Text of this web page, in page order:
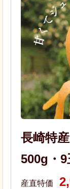
長崎特
500g・9
産直特価